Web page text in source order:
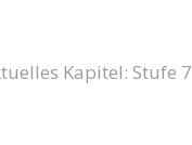
Kapitel: Stufe 7